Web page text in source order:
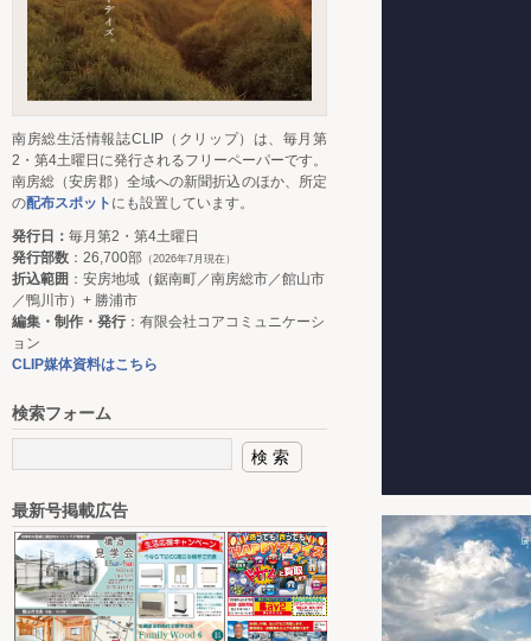
南房総生活情報誌CLIP（クリップ）は、毎月第
2・第4土曜日に発行されるフリーペーパーです。
南房総（安房郡）全域への新聞折込のほか、所定
の配布スポット にも設置しています。
発行日： 毎月第2・第4土曜日
発行部数 ：26,700部 （2026年7月現在）
折込範囲 ：安房地域（鋸南町／南房総市／館山市
／鴨川市）+ 勝浦市
編集・制作・発行：有限会社コアコミュニケーシ
ョン
CLIP媒体資料はこちら
検索フォーム
最新号掲載広告